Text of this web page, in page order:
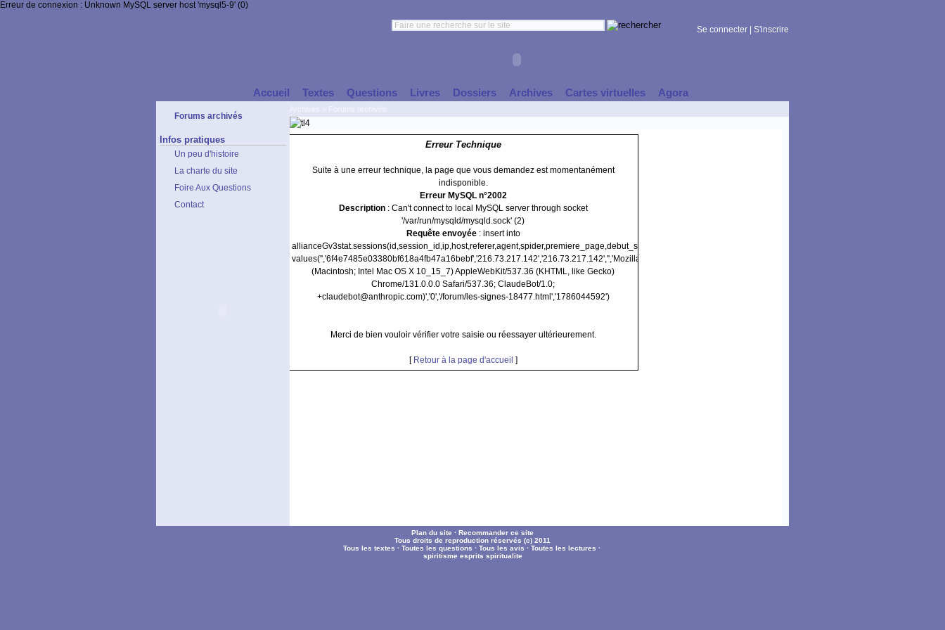
Erreur de connexion : Unknown MySQL server host 'mysql5-9' (0)
Se connecter S'inscrire
Accueil Textes Questions Livres Dossiers Archives Cartes virtuelles Agora
Forums archivés
Infos pratiques
Un peu d'histoire
La charte du site
Foire Aux Questions
Contact
Erreur Technique
Suite à une erreur technique, la page que vous demandez est momentanément
indisponible.
Erreur MySQL n°2002
Description: Can't connect to local MySQL server through socket
'/var/run/mysqld/mysqld.sock' (2)
Requête envoyée: insert into
allianceGv3stat.sessions(id,session_id,ip,host,referer,agent,spider,premiere_page,debut_session)
values('','6f4e7485e03380bf618a4fb47a16bebf','216.73.217.142','216.73.217.142','','Mozilla/5.0
(Macintosh; Intel Mac OS X 10_15_7) AppleWebKit/537.36 (KHTML, like Gecko)
Chrome/131.0.0.0 Safari/537.36; ClaudeBot/1.0;
+claudebot@anthropic.com)','0','/forum/les-signes-18477.html','1786044592')
Merci de bien vouloir vérifier votre saisie ou réessayer ultérieurement.
[ Retour à la page d'accueil ]
Plan du site · Recommander ce site
Tous droits de reproduction réservés (c) 2011
Tous les textes · Toutes les questions · Tous les avis · Toutes les lectures ·
spiritisme esprits spiritualite